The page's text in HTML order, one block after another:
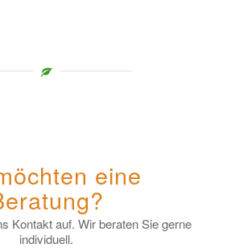
eine
Kontakt auf. Wir beraten Sie gerne
individuell.